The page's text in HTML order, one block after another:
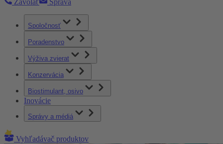
Zavolať Správa
Spoločnosť
Poradenstvo
Výživa zvierat
Konzervácia
Biostimulant, osivo
Inovácie
Správy a médiá
Vyhľadávač produktov